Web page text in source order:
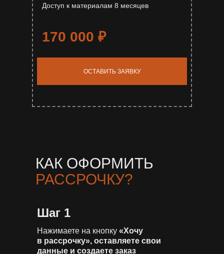
170 000 ₽
Доступ к материалам 8 месяцев
ОСТАВИТЬ ЗАЯВКУ
КАК ОФОРМИТЬ
РАССРОЧКУ?
Шаг 1
Нажимаете на кнопку «Хочу
в рассрочку», оставляете свои
данные и создаете заказ